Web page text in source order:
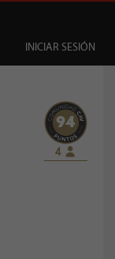
INICIAR SESIÓN
94
4